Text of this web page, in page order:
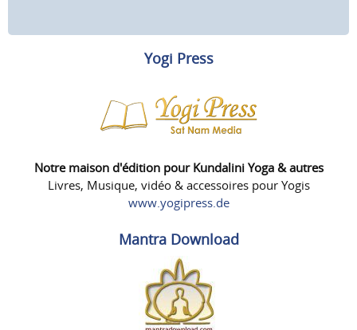
Yogi Press
Notre maison d'édition pour Kundalini Yoga & autres
Livres, Musique, vidéo & accessoires pour Yogis
www.yogipress.de
Mantra Download